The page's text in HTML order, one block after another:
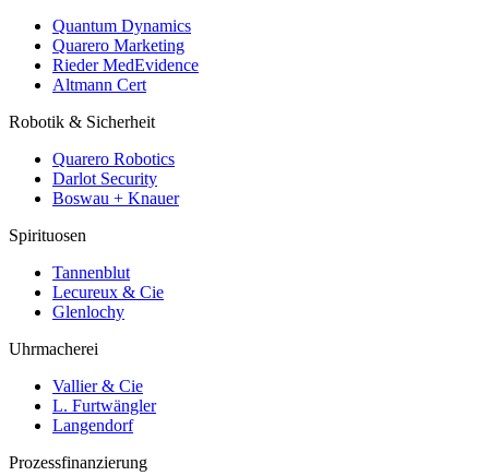
Quantum Dynamics
Quarero Marketing
Rieder MedEvidence
Altmann Cert
Robotik & Sicherheit
Quarero Robotics
Darlot Security
Boswau + Knauer
Spirituosen
Tannenblut
Lecureux & Cie
Glenlochy
Uhrmacherei
Vallier & Cie
L. Furtwängler
Langendorf
Prozessfinanzierung